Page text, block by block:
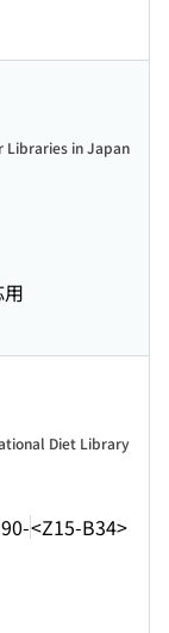
Libraries in Japan
<Z15-B34>
Diet Library